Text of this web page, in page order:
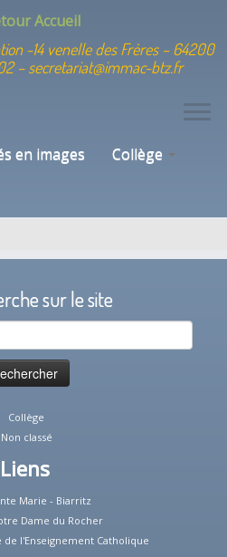
-14 venelle des Frères – 64200
– secretariat@immac-btz.fr
en images
Collège
:
sur le site
Collège
Non classé
Liens
Marie - Biarritz
Dame du Rocher
l'Enseignement Catholique